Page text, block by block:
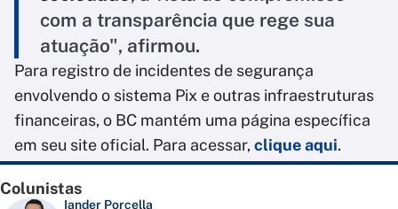
com a transparência que rege sua
atuação", afirmou.
Para registro de incidentes de segurança
envolvendo o sistema Pix e outras infraestruturas
financeiras, o BC mantém uma página específica
em seu site oficial. Para acessar, clique aqui.
Colunistas
Iander Porcella